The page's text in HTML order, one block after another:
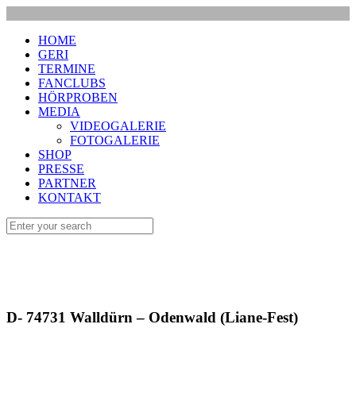
HOME
GERI
TERMINE
FANCLUBS
HÖRPROBEN
MEDIA
VIDEOGALERIE
FOTOGALERIE
SHOP
PRESSE
PARTNER
KONTAKT
D- 74731 Walldürn – Odenwald (Liane-Fest)